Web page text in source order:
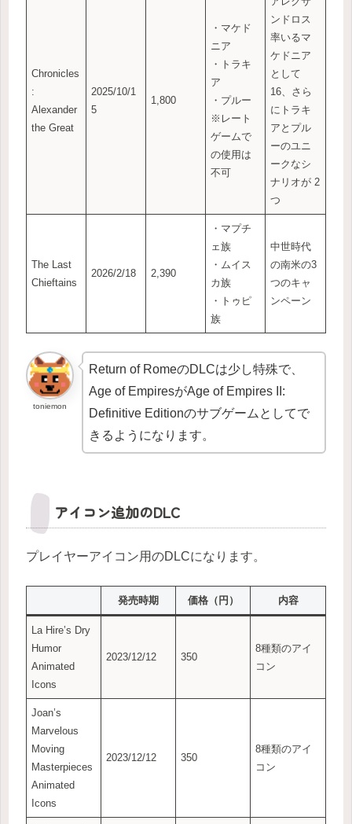
Chronicles
:
Alexander
the Great
2025/10/1
5
1,800
・マケド
ニア
・トラキ
ア
・プルー
※レート
ゲームで
の使用は
不可
ンドロス
率いるマ
ケドニア
として
16、さら
にトラキ
アとプル
ーのユニ
ークなシ
ナリオが 2
つ
The Last
Chieftains
2026/2/18 2,390
・マプチ
ェ族
・ムイス
カ族
・トゥピ
族
中世時代
の南米の3
つのキャ
ンペーン
toniemon
Return of RomeのDLCは少し特殊で、
Age of EmpiresがAge of Empires II:
Definitive Editionのサブゲームとしてで
きるようになります。
アイコン追加のDLC
プレイヤーアイコン用のDLCになります。
発売時期 価格（円） 内容
La Hire’s Dry
Humor
Animated
Icons
2023/12/12 350
8種類のアイ
コン
Joan’s
Marvelous
Moving
Masterpieces
Animated
Icons
2023/12/12 350
8種類のアイ
コン